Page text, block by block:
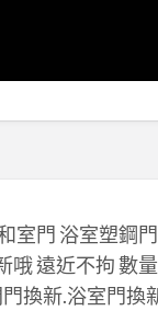
室門 浴室塑鋼
哦 遠近不拘 數
換新.浴室門換